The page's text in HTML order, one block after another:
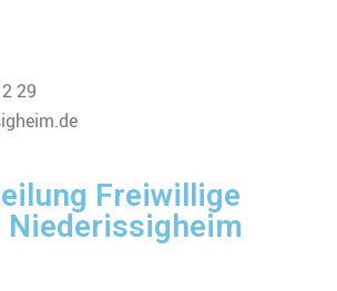
29
Freiwillige
Niederissigheim